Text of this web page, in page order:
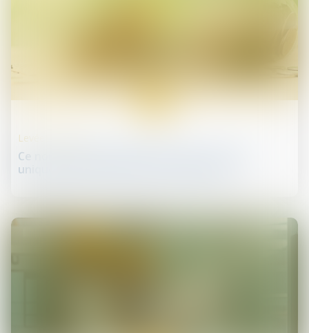
Ce nouveau fonds hybride promet un degré
unique de performance et de résilience
Levées de fonds